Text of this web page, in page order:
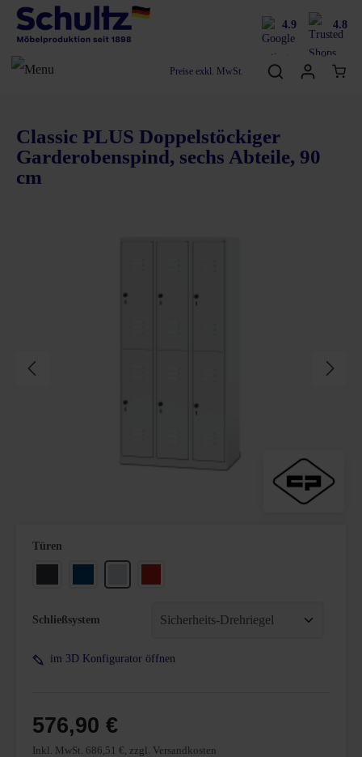
4.9 4.8
Preise exkl. MwSt.
Classic PLUS Doppelstöckiger
Garderobenspind, sechs Abteile, 90
cm
576,90 €
Inkl. MwSt. 686,51 €, zzgl. Versandkosten
Türen
AnthrazitgrauEnzianblauLichtgrauVerkehrsrot
Schließsystem
im 3D Konfigurator öffnen